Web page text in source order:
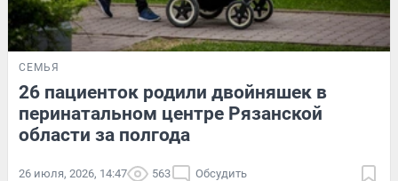
СЕМЬЯ
26 пациенток родили двойняшек в
перинатальном центре Рязанской
области за полгода
26 июля, 2026, 14:47 563 Обсудить